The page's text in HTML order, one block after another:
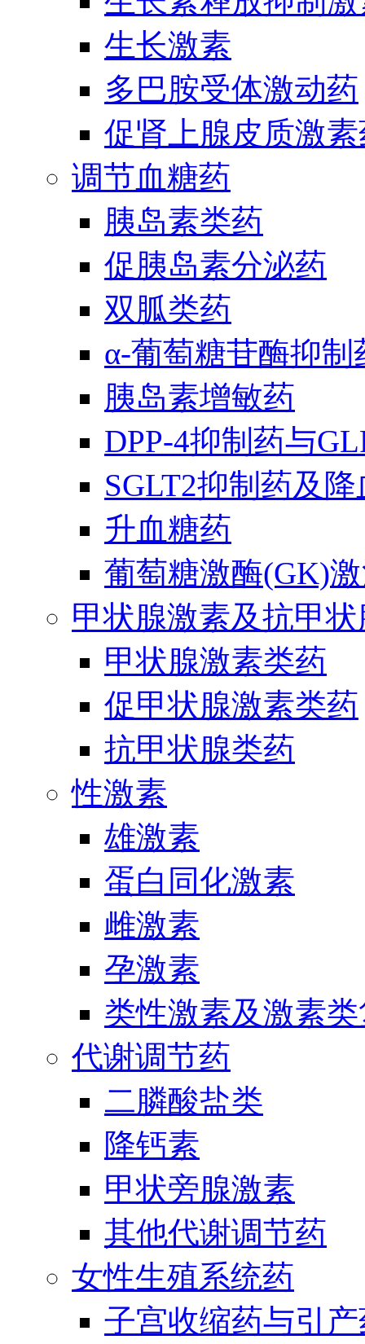
生长激素
多巴胺受体激动药
促肾上腺皮质激
调节血糖药
胰岛素类药
促胰岛素分泌药
双胍类药
α-葡萄糖苷酶抑制
胰岛素增敏药
DPP-4抑制药与
SGLT2抑制药及
升血糖药
葡萄糖激酶(GK)
甲状腺激素及抗甲
甲状腺激素类药
促甲状腺激素类药
抗甲状腺类药
性激素
雄激素
蛋白同化激素
雌激素
孕激素
类性激素及激素
代谢调节药
二膦酸盐类
降钙素
甲状旁腺激素
其他代谢调节药
女性生殖系统药
子宫收缩药与引